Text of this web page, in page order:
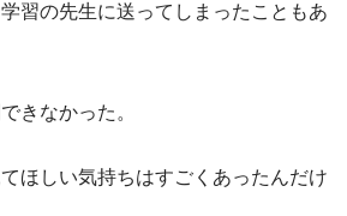
習の先生に送ってしまったこともあ
きなかった。
ほしい気持ちはすごくあったんだけ